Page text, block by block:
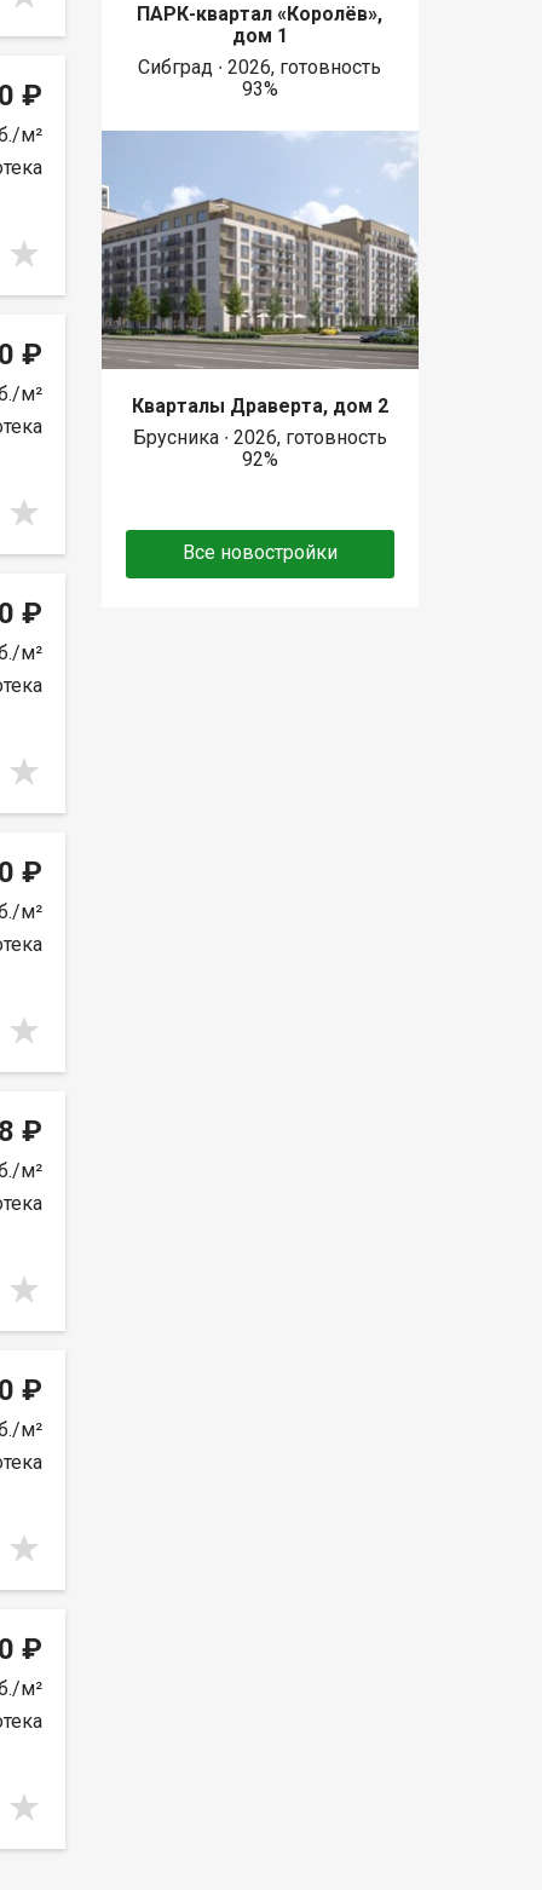
₽
м²
₽
м²
₽
м²
₽
м²
₽
м²
₽
м²
₽
м²
ПАРК-квартал «Королёв»,
дом 1
Сибград ∙ 2026, готовность
93%
Кварталы Драверта, дом 2
Брусника ∙ 2026, готовность
92%
Все новостройки